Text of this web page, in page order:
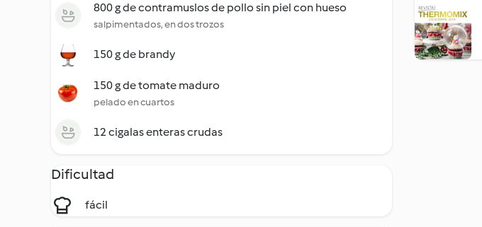
800 g de contramuslos de pollo sin piel con hueso
salpimentados, en dos trozos
150 g de brandy
150 g de tomate maduro
pelado en cuartos
12 cigalas enteras crudas
Dificultad
fácil